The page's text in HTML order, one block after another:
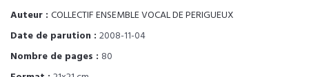
Auteur : COLLECTIF ENSEMBLE VOCAL DE PERIGUEUX
Date de parution : 2008-11-04
Nombre de pages : 80